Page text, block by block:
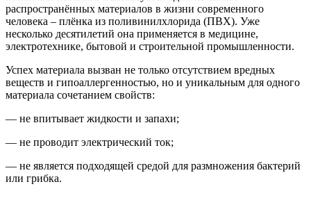
распространённых материалов в жизни современного
человека – плёнка из поливинилхлорида (ПВХ). Уже
несколько десятилетий она применяется в медицине,
электротехнике, бытовой и строительной промышленности.
Успех материала вызван не только отсутствием вредных
веществ и гипоаллергенностью, но и уникальным для одного
материала сочетанием свойств:
— не впитывает жидкости и запахи;
— не проводит электрический ток;
— не является подходящей средой для размножения бактерий
или грибка.